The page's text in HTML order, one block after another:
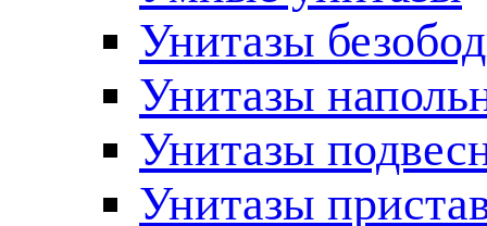
Унитазы
Унитазы
Унитазы
Унитазы